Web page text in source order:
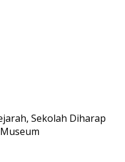
Sekolah Diharap